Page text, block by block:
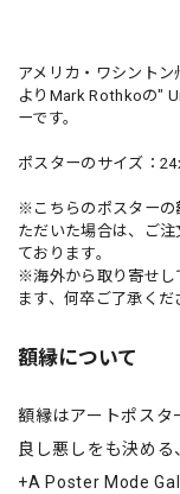
アメリカ・ワシント
よりMark Rothkoの"
ーです。
ポスターのサイズ：
※こちらのポスターの
ただいた場合は、ご
ております。
※海外から取り寄せし
ます、何卒ご了承くだ
額縁について
額縁はアートポスタ
良し悪しをも決める
+A Poster Mode